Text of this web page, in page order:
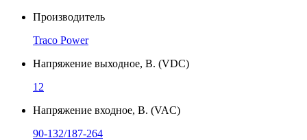
Производитель
Traco Power
Напряжение выходное, В. (VDC)
12
Напряжение входное, В. (VAC)
90-132/187-264